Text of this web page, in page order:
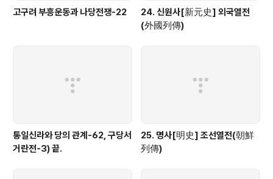
고구려 부흥운동과 나당전쟁-22
24. 신원사[新元史] 외국열전
(外國列傳)
통일신라와 당의 관계-62, 구당서
거란전-3) 끝.
25. 명사[明史] 조선열전(朝鮮
列傳)